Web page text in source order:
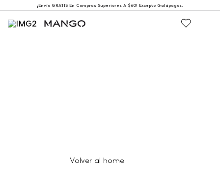
¡Envío GRATIS En Compras Superiores A $60! Excepto Galápagos.
Volver al home